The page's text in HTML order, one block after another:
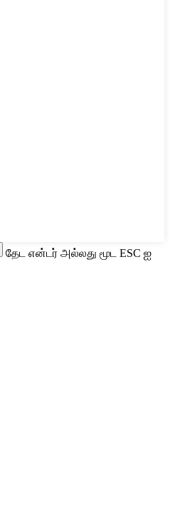
தேட என்டர் அல்லது மூட ESC ஐ